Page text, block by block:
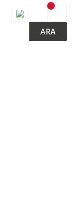
ARA